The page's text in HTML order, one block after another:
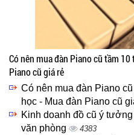
Có nên mua đàn Piano cũ tầm
Piano cũ giá rẻ
Có nên mua đàn Piano
học - Mua đàn Piano cũ
Kinh doanh đồ cũ ý
văn phòng
4383